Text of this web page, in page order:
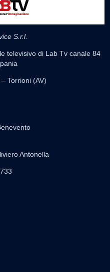
S.r.l.
televisivo di Lab Tv canale 84
Torrioni (AV)
Antonella